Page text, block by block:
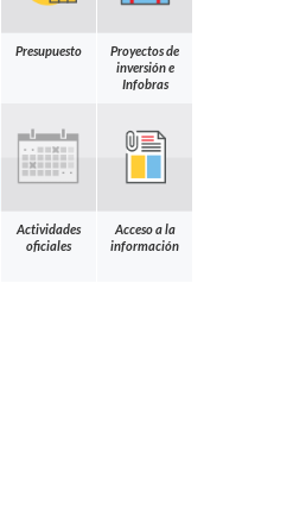
Presupuesto
Proyectos de
inversión e
Infobras
Actividades
oficiales
Acceso a la
información